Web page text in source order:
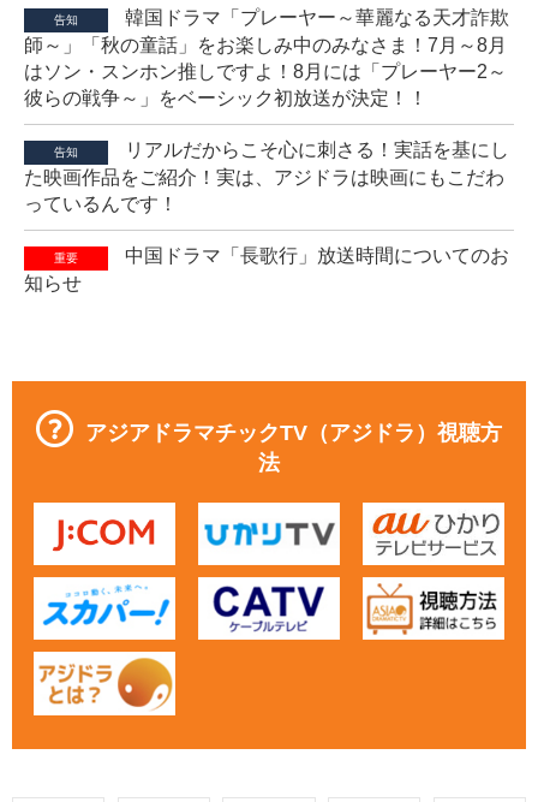
告知
韓国ドラマ「プレーヤー～華麗なる天才詐欺
師～」「秋の童話」をお楽しみ中のみなさま！7月～8月
はソン・スンホン推しですよ！8月には「プレーヤー2～
彼らの戦争～」をベーシック初放送が決定！！
告知
リアルだからこそ心に刺さる！実話を基にし
た映画作品をご紹介！実は、アジドラは映画にもこだわ
っているんです！
重要
中国ドラマ「長歌行」放送時間についてのお
知らせ
アジアドラマチックTV（アジドラ）視聴方
法